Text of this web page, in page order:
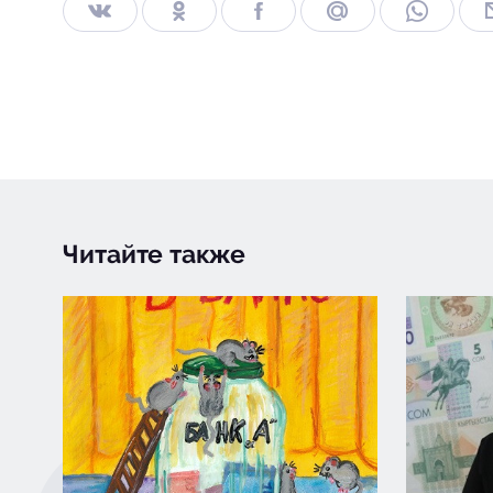
Читайте также